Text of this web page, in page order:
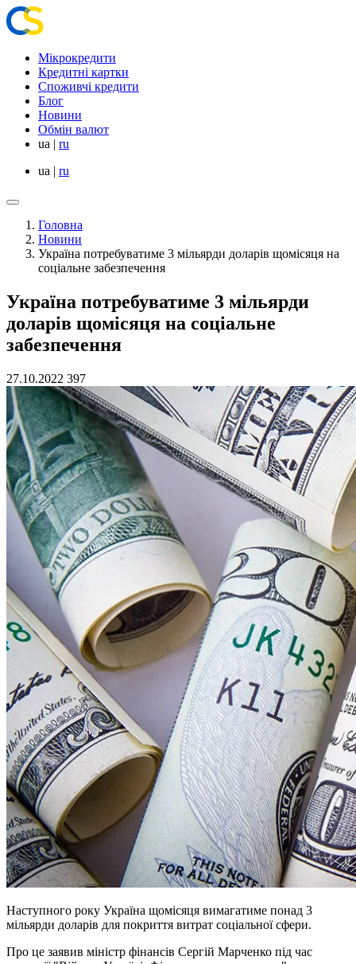
Мікрокредити
Кредитні картки
Споживчі кредити
Блог
Новини
Обмін валют
ua | ru
ua | ru
Головна
Новини
Україна потребуватиме 3 мільярди доларів щомісяця на
соціальне забезпечення
Україна потребуватиме 3 мільярди
доларів щомісяця на соціальне
забезпечення
27.10.2022 397
Наступного року Україна щомісяця вимагатиме понад 3
мільярди доларів для покриття витрат соціальної сфери.
Про це заявив міністр фінансів Сергій Марченко під час